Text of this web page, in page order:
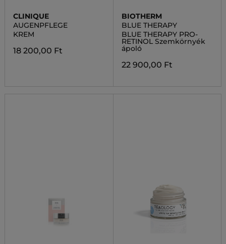
CLINIQUE
AUGENPFLEGE
KREM
18 200,00 Ft
BIOTHERM
BLUE THERAPY
BLUE THERAPY PRO-
RETINOL Szemkörnyék
ápoló
22 900,00 Ft